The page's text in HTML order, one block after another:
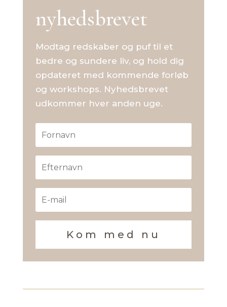
nyhedsbrevet
Modtag redskaber og puf til et
bedre og sundere liv, og hold dig
opdateret med kommende forløb
og workshops. Nyhedsbrevet
udkommer hver anden uge.
Kom med nu